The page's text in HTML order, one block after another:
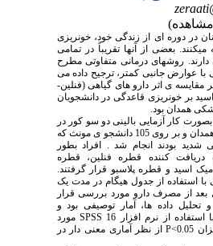
در دوره ای از زندگی خود، خونریزی
بعضی از آنها تقریباً در تمامی
دارند. روشهای درمانی متفاوتی مطرح
با عوارض جانبی کمتر، ترجیح داده می
ی اثر دارو های گیاهی (فنلین-
بر خونریزی قاعدگی در دانشجویان
همدان بود.
کار آزمایی بالینی دو سو کور در
دانشگاه علوم پزشکی همدان و بر روی 105 دانشجو ی مونث که
شدید بودند انجام شد . افراد بطور
دریافت کننده قطره فنلین، قطره
اسید و قطره پلاسبو قرار گرفتند.
استفاده از جدول هیگام در مدت یک
از مصرف دارو مورد بررسی قرار
داده ها، آمار توصیفی بود و
اطلاعات بدست آمده با استفاده از نرم افزار SPSS 16 مورد
آنالیز قرار گرفت و میزان 0.05>P از نظر آماری معنی دار در